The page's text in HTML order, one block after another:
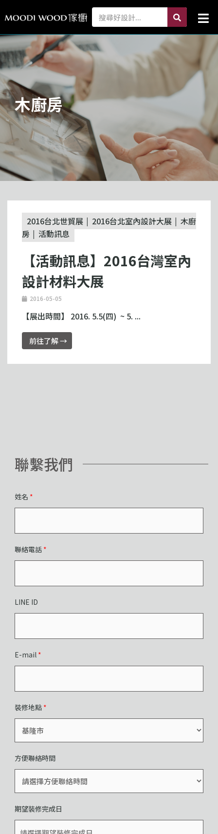
至
要
內
容
Search search
木廚房
2016台北世貿展 2016台北室內設計大展
木廚
房
活動訊息
【活動訊息】2016台灣室內
設計材料大展
2016-05-05
【展出時間】 2016. 5.5(四) ~ 5. ...
前往了解 →
聯繫我們
姓名 *
聯絡電話 *
LINE ID
E-mail *
裝修地點 *
方便聯絡時間
期望裝修完成日